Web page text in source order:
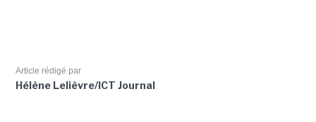
Article rédigé par
Hélène Lelièvre/ICT Journal